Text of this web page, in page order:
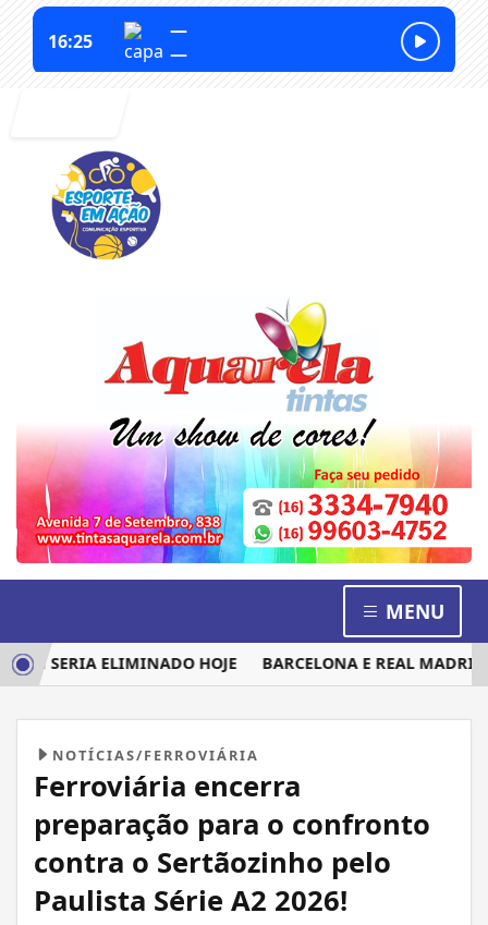
MENU
SERIA ELIMINADO HOJE BARCELONA E REAL MADRID
NOTÍCIAS/FERROVIÁRIA
Ferroviária encerra
preparação para o confronto
contra o Sertãozinho pelo
Paulista Série A2 2026!